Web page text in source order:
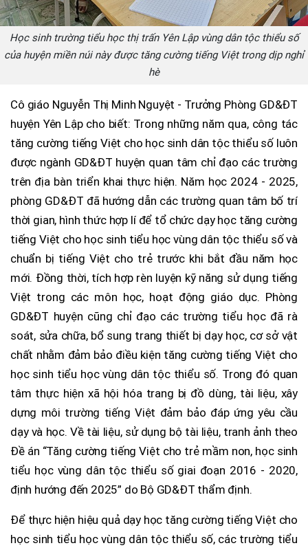
Học sinh trường tiểu học thị trấn Yên Lập vùng dân tộc thiểu số
của huyện miền núi này được tăng cường tiếng Việt trong dịp nghỉ
hè
Cô giáo Nguyễn Thị Minh Nguyệt - Trưởng Phòng GD&ĐT
huyện Yên Lập cho biết: Trong những năm qua, công tác
tăng cường tiếng Việt cho học sinh dân tộc thiểu số luôn
được ngành GD&ĐT huyện quan tâm chỉ đạo các trường
trên địa bàn triển khai thực hiện. Năm học 2024 - 2025,
phòng GD&ĐT đã hướng dẫn các trường quan tâm bố trí
thời gian, hình thức hợp lí để tổ chức dạy học tăng cường
tiếng Việt cho học sinh tiểu học vùng dân tộc thiểu số và
chuẩn bị tiếng Việt cho trẻ trước khi bắt đầu năm học
mới. Đồng thời, tích hợp rèn luyện kỹ năng sử dụng tiếng
Việt trong các môn học, hoạt động giáo dục. Phòng
GD&ĐT huyện cũng chỉ đạo các trường tiểu học đã rà
soát, sửa chữa, bổ sung trang thiết bị dạy học, cơ sở vật
chất nhằm đảm bảo điều kiện tăng cường tiếng Việt cho
học sinh tiểu học vùng dân tộc thiểu số. Trong đó quan
tâm thực hiện xã hội hóa trang bị đồ dùng, tài liệu, xây
dựng môi trường tiếng Việt đảm bảo đáp ứng yêu cầu
dạy và học. Về tài liệu, sử dụng bộ tài liệu, tranh ảnh theo
Đề án “Tăng cường tiếng Việt cho trẻ mầm non, học sinh
tiểu học vùng dân tộc thiểu số giai đoạn 2016 - 2020,
định hướng đến 2025” do Bộ GD&ĐT thẩm định.
Để thực hiện hiệu quả dạy học tăng cường tiếng Việt cho
học sinh tiểu học vùng dân tộc thiểu số, các trường tiểu